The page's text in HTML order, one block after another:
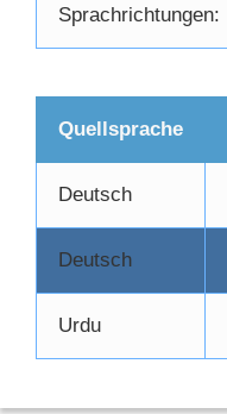
Sprachrichtungen:
Quellsprache
Deutsch
Deutsch
Urdu